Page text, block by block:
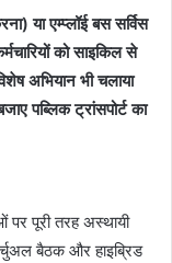
या एम्प्लॉई बस सर्विस
को साइकिल से
अभियान भी चलाया
पब्लिक ट्रांसपोर्ट का
पर पूरी तरह अस्थायी
बैठक और हाइब्रिड